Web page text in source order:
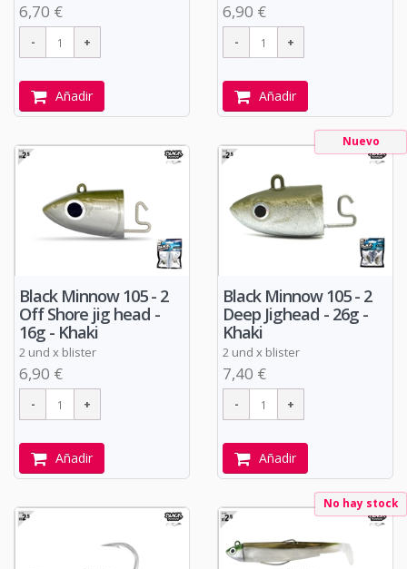
6,70 €
Añadir
6,90 €
Añadir
Black Minnow 105 - 2
Off Shore jig head -
16g - Khaki
2 und x blister
6,90 €
Añadir
Nuevo
Black Minnow 105 - 2
Deep Jighead - 26g -
Khaki
2 und x blister
7,40 €
Añadir
No hay stock